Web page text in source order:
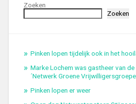
Zoeken
Zoeken
Pinken lopen tijdelijk ook in het
Marke Lochem was gastheer van
´Netwerk Groene
Pinken lopen er weer